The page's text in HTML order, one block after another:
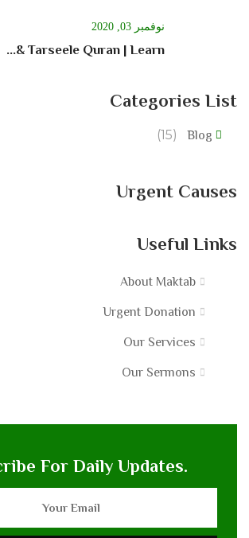
نوفمبر 03, 2020
Tarseele Quran | Learn &...
Categories List
Blog
(15)
Urgent Causes
Useful Links
About Maktab
Urgent Donation
Our Services
Our Sermons
For Daily Updates.